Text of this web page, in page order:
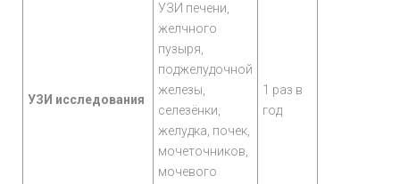
УЗИ исследования
УЗИ печени,
желчного
пузыря,
поджелудочной
железы,
селезёнки,
желудка, почек,
мочеточников,
мочевого
1 раз в
год